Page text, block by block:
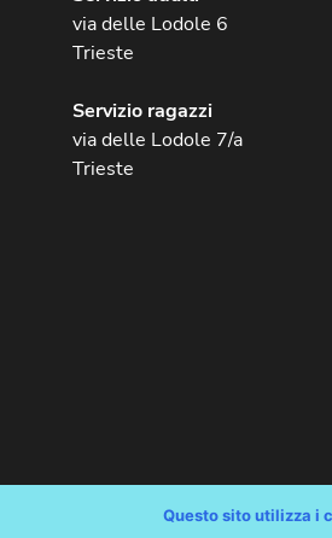
via delle Lodole 6
Trieste
Servizio ragazzi
via delle Lodole 7/a
Trieste
Questo sito utilizza i